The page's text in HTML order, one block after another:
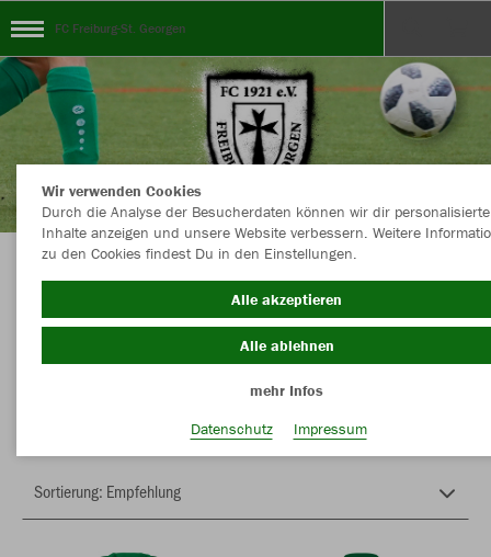
FC Freiburg-St. Georgen
Herzlich Willkommen im Teamshop FC
Freiburg-St. Georgen
Wir verwenden Cookies
Durch die Analyse der Besucherdaten können wir dir personalisierte
Inhalte anzeigen und unsere Website verbessern. Weitere
zu den Cookies findest Du in den Einstellungen.
Alle akzeptieren
Alle ablehnen
mehr Infos
Datenschutz
Impressum